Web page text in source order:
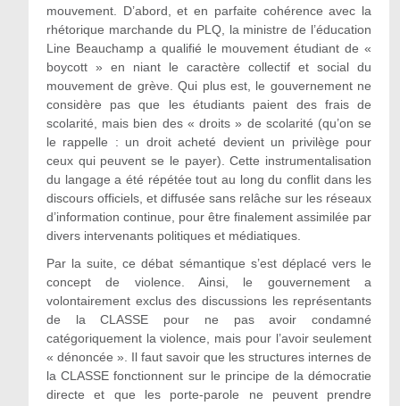
mouvement. D’abord, et en parfaite cohérence avec la
rhétorique marchande du PLQ, la ministre de l’éducation
Line Beauchamp a qualifié le mouvement étudiant de «
boycott » en niant le caractère collectif et social du
mouvement de grève. Qui plus est, le gouvernement ne
considère pas que les étudiants paient des frais de
scolarité, mais bien des « droits » de scolarité (qu’on se
le rappelle : un droit acheté devient un privilège pour
ceux qui peuvent se le payer). Cette instrumentalisation
du langage a été répétée tout au long du conflit dans les
discours officiels, et diffusée sans relâche sur les réseaux
d’information continue, pour être finalement assimilée par
divers intervenants politiques et médiatiques.
Par la suite, ce débat sémantique s’est déplacé vers le
concept de violence. Ainsi, le gouvernement a
volontairement exclus des discussions les représentants
de la CLASSE pour ne pas avoir condamné
catégoriquement la violence, mais pour l’avoir seulement
« dénoncée ». Il faut savoir que les structures internes de
la CLASSE fonctionnent sur le principe de la démocratie
directe et que les porte-parole ne peuvent prendre